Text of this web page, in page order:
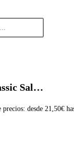
Sal…
precios: desde 21,50€